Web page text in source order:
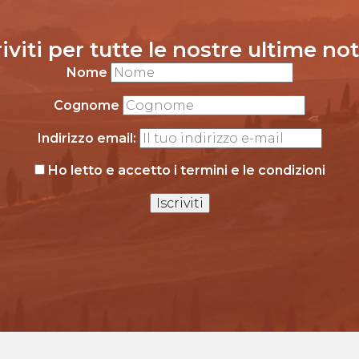
per tutte le nostre ultime
Nome
Cognome
Indirizzo email:
Ho letto e accetto i termini e le condizioni